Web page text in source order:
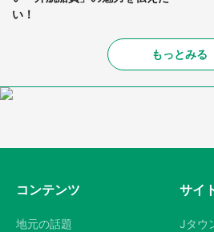
い！
もっとみる
コンテンツ
地元の話題
サイ
Jタウ